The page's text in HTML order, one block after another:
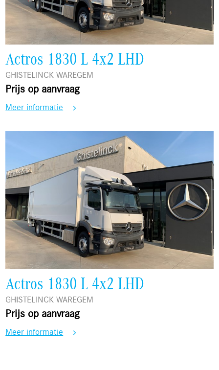
Actros 1830 L 4x2 LHD
GHISTELINCK WAREGEM
Prijs op aanvraag
Meer informatie
Actros 1830 L 4x2 LHD
GHISTELINCK WAREGEM
Prijs op aanvraag
Meer informatie